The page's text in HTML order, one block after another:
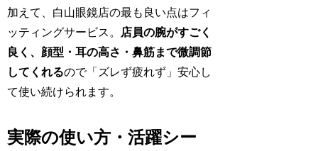
加えて、白山眼鏡店の最も良い点はフィ
ッティングサービス。 店員の腕がすごく
良く、顔型・耳の高さ・鼻筋まで微調節
してくれるので「ズレず疲れず」安心し
て使い続けられます。
実際の使い方・活躍シー